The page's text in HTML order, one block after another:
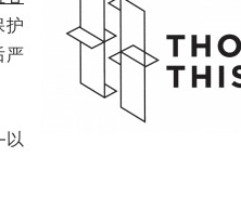
护
严